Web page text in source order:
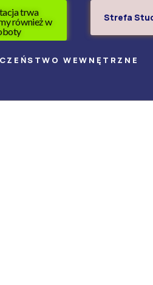
trwa
również w
Strefa
WEWNĘTRZNE